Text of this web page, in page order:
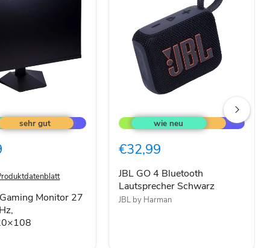
Monitor 27
GO
4
Lautsprecher
€32,99
JBL GO 4 Bluetooth
Lautsprecher Schwarz
JBL by Harman